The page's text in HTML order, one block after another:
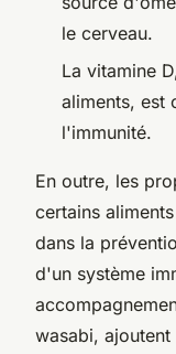
le cerveau.
La vitamine
aliments, est
l'immunité.
En outre, les
certains
dans la
d'un système
wasabi, ajoutent